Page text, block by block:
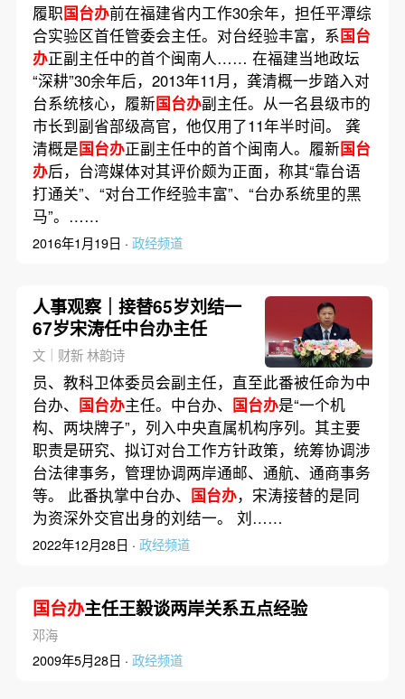
履职国台办前在福建省内工作30余年，担任平潭综
合实验区首任管委会主任。对台经验丰富，系国台
办正副主任中的首个闽南人…… 在福建当地政坛
“深耕”30余年后，2013年11月，龚清概一步踏入对
台系统核心，履新国台办副主任。从一名县级市的
市长到副省部级高官，他仅用了11年半时间。 龚
清概是国台办正副主任中的首个闽南人。履新国台
办后，台湾媒体对其评价颇为正面，称其“靠台语
打通关”、“对台工作经验丰富”、“台办系统里的黑
马”。……
2016年1月19日 · 政经频道
人事观察｜接替65岁刘结一
67岁宋涛任中台办主任
文｜财新 林韵诗
员、教科卫体委员会副主任，直至此番被任命为中
台办、 国台办主任。中台办、 国台办是“一个机
构、两块牌子”，列入中央直属机构序列。其主要
职责是研究、拟订对台工作方针政策，统筹协调涉
台法律事务，管理协调两岸通邮、通航、通商事务
等。 此番执掌中台办、 国台办，宋涛接替的是同
为资深外交官出身的刘结一。 刘……
2022年12月28日 · 政经频道
国台办主任王毅谈两岸关系五点经验
邓海
2009年5月28日 · 政经频道